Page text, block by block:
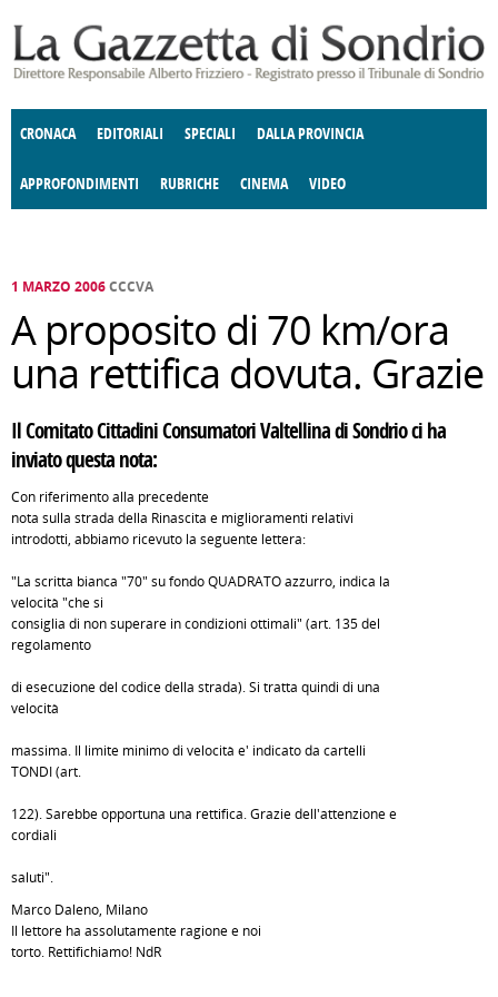
CRONACA EDITORIALI SPECIALI DALLA PROVINCIA
APPROFONDIMENTI
E SPETTACOLI POLITICA
RUBRICHE
DELLE IDEE FATTI DELLO SPIRITO
CINEMA VIDEO
1 MARZO 2006CCCVA
A proposito di 70 km/ora
una rettifica dovuta. Grazie
Il Comitato Cittadini Consumatori Valtellina di Sondrio ci ha
inviato questa nota:
Con riferimento alla precedente
nota sulla strada della Rinascita e miglioramenti relativi
introdotti, abbiamo ricevuto la seguente lettera:
"La scritta bianca "70" su fondo QUADRATO azzurro, indica la
velocità "che si
consiglia di non superare in condizioni ottimali" (art. 135 del
regolamento
di esecuzione del codice della strada). Si tratta quindi di una
velocità
massima. Il limite minimo di velocità e' indicato da cartelli
TONDI (art.
122). Sarebbe opportuna una rettifica. Grazie dell'attenzione e
cordiali
saluti".
Marco Daleno, Milano
Il lettore ha assolutamente ragione e noi
torto. Rettifichiamo! NdR